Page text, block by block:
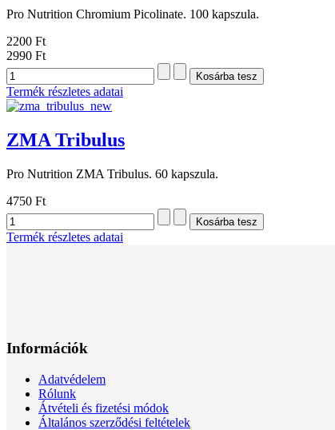
Pro Nutrition Chromium Picolinate. 100 kapszula.
2200 Ft
2990 Ft
Termék részletes adatai
ZMA Tribulus
Pro Nutrition ZMA Tribulus. 60 kapszula.
4750 Ft
Termék részletes adatai
Információk
Adatvédelem
Rólunk
Átvételi és fizetési módok
Általános szerződési feltételek